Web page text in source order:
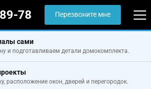
78 Перезвоните мне
сами
и подготавливаем детали домокомплекта.
расположение окон, дверей и перегородок.